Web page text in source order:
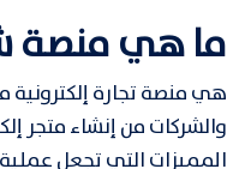
ما هي منصة
هي منصة تجارة إلكترونية
والشركات من إنشاء متجر
المميزات التي تجعل عملية